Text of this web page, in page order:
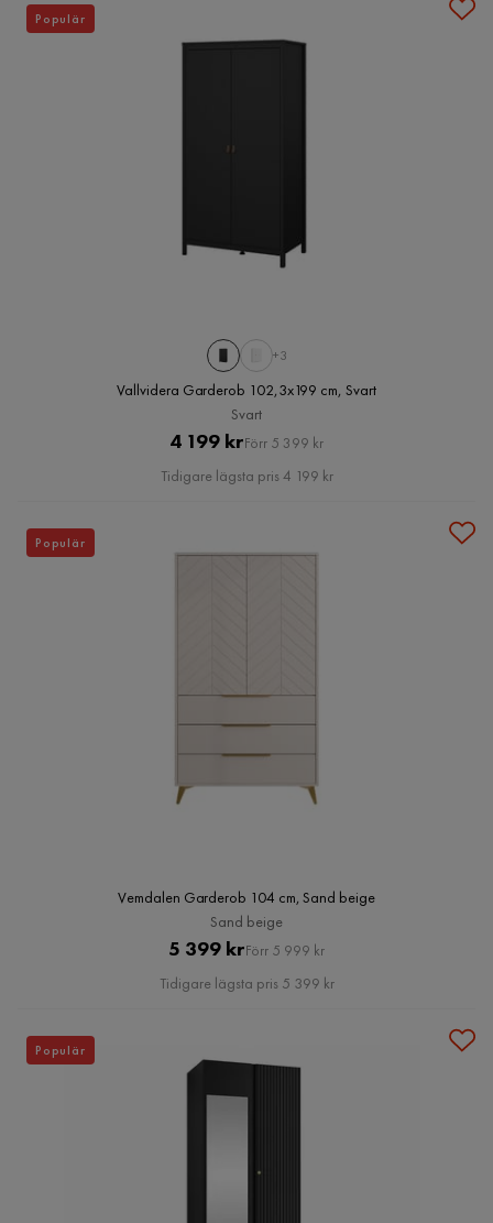
+3
Vallvidera Garderob 102,3x199 cm, Svart
Svart
Pris
4 199 krOriginal
Pris
Förr 5 399 kr
Tidigare lägsta pris 4 199 kr
Populär
Vemdalen Garderob 104 cm, Sand beige
Sand beige
Pris
5 399 krOriginal
Pris
Förr 5 999 kr
Tidigare lägsta pris 5 399 kr
Populär
Populär